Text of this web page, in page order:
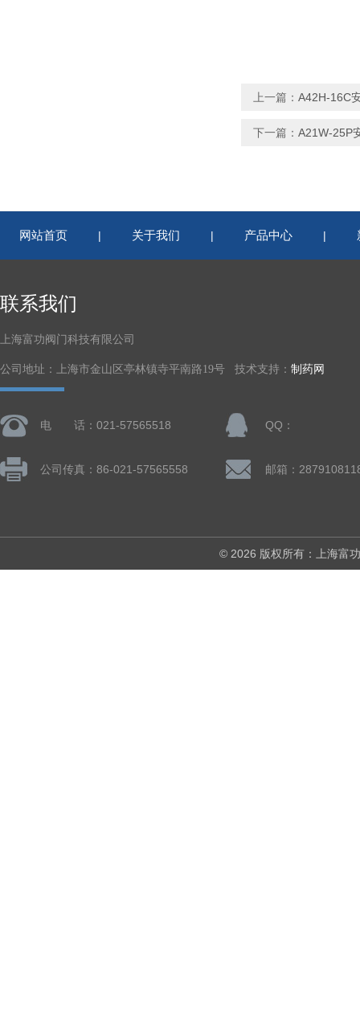
上一篇： A42H-16C
下一篇： A21W-25P
网站首页 | 关于我们 | 产品中心 |
联系我们
上海富功阀门科技有限公司
公司地址：上海市金山区亭林镇寺平南路19号 技术支持： 制药网
电 话：021-57565518 QQ：
公司传真：86-021-57565558 邮箱：
© 2026 版权所有：上海富